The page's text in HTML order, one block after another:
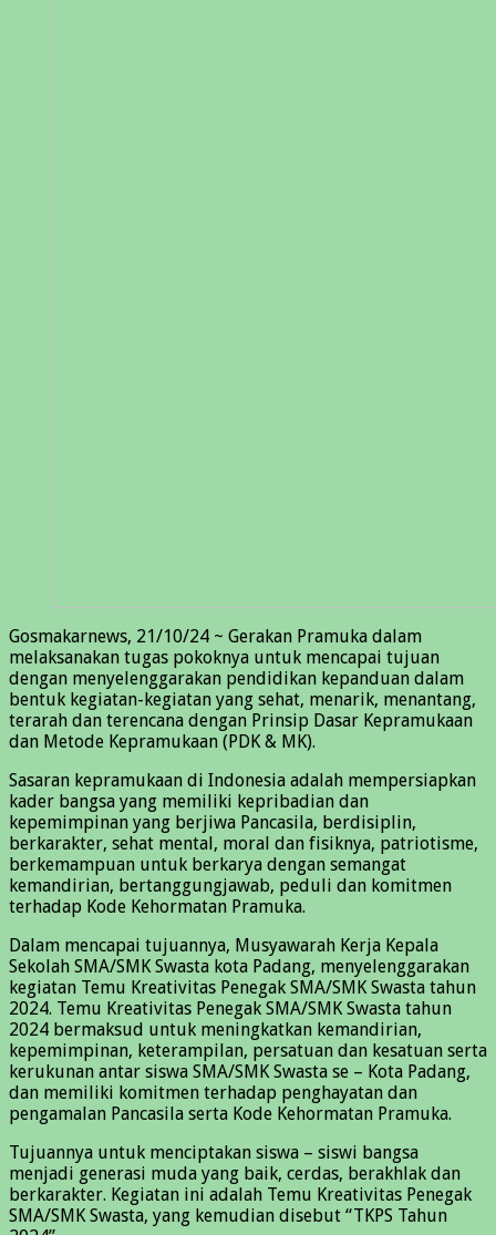
Gosmakarnews, 21/10/24 ~ Gerakan Pramuka dalam
melaksanakan tugas pokoknya untuk mencapai tujuan
dengan menyelenggarakan pendidikan kepanduan dalam
bentuk kegiatan-kegiatan yang sehat, menarik, menantang,
terarah dan terencana dengan Prinsip Dasar Kepramukaan
dan Metode Kepramukaan (PDK & MK).
Sasaran kepramukaan di Indonesia adalah mempersiapkan
kader bangsa yang memiliki kepribadian dan
kepemimpinan yang berjiwa Pancasila, berdisiplin,
berkarakter, sehat mental, moral dan fisiknya, patriotisme,
berkemampuan untuk berkarya dengan semangat
kemandirian, bertanggungjawab, peduli dan komitmen
terhadap Kode Kehormatan Pramuka.
Dalam mencapai tujuannya, Musyawarah Kerja Kepala
Sekolah SMA/SMK Swasta kota Padang, menyelenggarakan
kegiatan Temu Kreativitas Penegak SMA/SMK Swasta tahun
2024. Temu Kreativitas Penegak SMA/SMK Swasta tahun
2024 bermaksud untuk meningkatkan kemandirian,
kepemimpinan, keterampilan, persatuan dan kesatuan serta
kerukunan antar siswa SMA/SMK Swasta se – Kota Padang,
dan memiliki komitmen terhadap penghayatan dan
pengamalan Pancasila serta Kode Kehormatan Pramuka.
Tujuannya untuk menciptakan siswa – siswi bangsa
menjadi generasi muda yang baik, cerdas, berakhlak dan
berkarakter. Kegiatan ini adalah Temu Kreativitas Penegak
SMA/SMK Swasta, yang kemudian disebut “TKPS Tahun